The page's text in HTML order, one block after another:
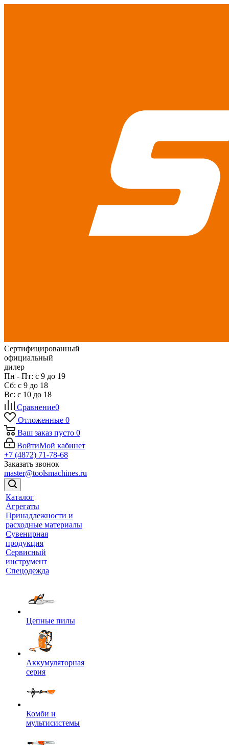
Сертифицированный
официальный
дилер
Пн - Пт: с 9 до 19
Сб: с 9 до 18
Вс: с 10 до 18
Сравнение0
Отложенные 0
Ваш заказ пусто 0
ВойтиМой кабинет
+7 (4872) 71-78-68
Заказать звонок
master@toolsmachines.ru
Каталог
Агрегаты
Принадлежности и
расходные материалы
Сувенирная
продукция
Сервисный
инструмент
Спецодежда
Цепные пилы
Аккумуляторная
серия
Комби и
мультисистемы